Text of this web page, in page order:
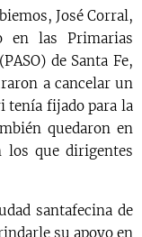
José Corral,
en las Primarias
de Santa Fe,
a cancelar un
tenía fijado para la
quedaron en
los que dirigentes
santafecina de
su apoyo en